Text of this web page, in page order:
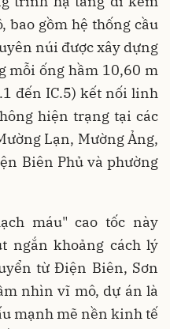
bao gồm hệ thống cầu
núi được xây dựng
mỗi ống hầm 10,60 m
đến IC.5) kết nối linh
hiện trạng tại các
Lạn, Mường Ảng,
Biên Phủ và phường
máu" cao tốc này
ngắn khoảng cách lý
từ Điện Biên, Sơn
nhìn vĩ mô, dự án là
mạnh mẽ nền kinh tế